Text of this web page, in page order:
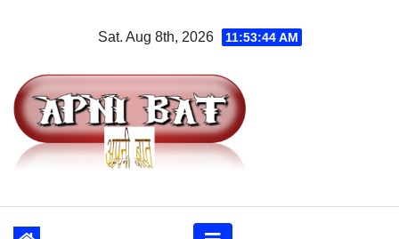
Sat. Aug 8th, 2026 11:53:45 AM